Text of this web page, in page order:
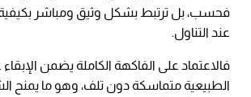
فحسب، بل ترتبط بشكل وثيق ومباشر بكيفية
عند التناول.
فالاعتماد على الفاكهة الكاملة يضمن
الطبيعية متماسكة دون تلف، وهو ما